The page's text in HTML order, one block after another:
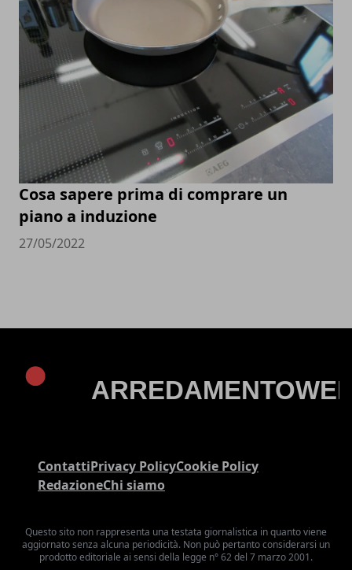
Cosa sapere prima di comprare un
piano a induzione
27/05/2022
ContattiPrivacy PolicyCookie Policy
RedazioneChi siamo
Questo sito non rappresenta una testata giornalistica in quanto viene
aggiornato senza alcuna periodicità. Non può pertanto considerarsi un
prodotto editoriale ai sensi della legge n° 62 del 7 marzo 2001.